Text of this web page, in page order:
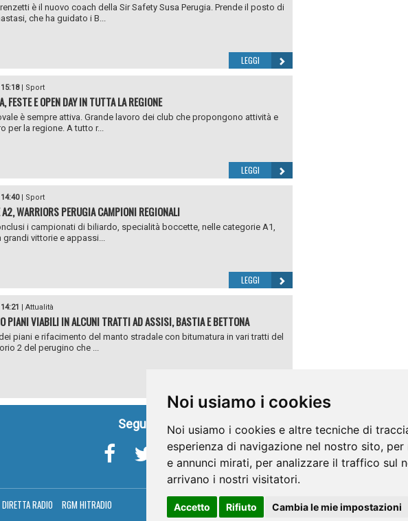
Noi usiamo i cookies
Noi usiamo i cookies e altre tecniche di
esperienza di navigazione nel nostro sito,
e annunci mirati, per analizzare il traffico sul
arrivano i nostri visitatori.
Accetto Rifiuto Cambia le mie impostazioni
è il nuovo coach della Sir Safety Susa Perugia. Prende il posto di
che ha guidato i B...
LEGGI
| Sport
FESTE E OPEN DAY IN TUTTA LA REGIONE
è sempre attiva. Grande lavoro dei club che propongono attività e
per la regione. A tutto r...
LEGGI
| Sport
WARRIORS PERUGIA CAMPIONI REGIONALI
i campionati di biliardo, specialità boccette, nelle categorie A1,
grandi vittorie e appassi...
LEGGI
| Attualità
PIANI VIABILI IN ALCUNI TRATTI AD ASSISI, BASTIA E BETTONA
piani e rifacimento del manto stradale con bitumatura in vari tratti del
2 del perugino che ...
Seguici su
DIRETTA RADIO RGM HITRADIO